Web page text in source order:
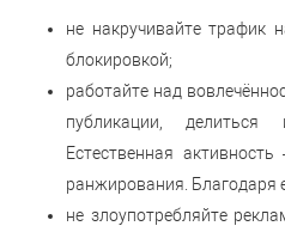
не накручивайте трафик
блокировкой;
работайте над
публикации, делиться
Естественная
ранжирования. Благодаря
не злоупотребляйте